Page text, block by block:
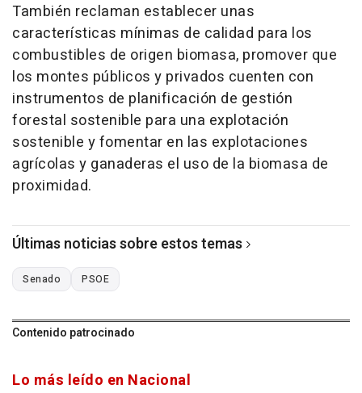
También reclaman establecer unas
características mínimas de calidad para los
combustibles de origen biomasa, promover que
los montes públicos y privados cuenten con
instrumentos de planificación de gestión
forestal sostenible para una explotación
sostenible y fomentar en las explotaciones
agrícolas y ganaderas el uso de la biomasa de
proximidad.
Últimas noticias sobre estos temas
Senado PSOE
Contenido patrocinado
Lo más leído en Nacional